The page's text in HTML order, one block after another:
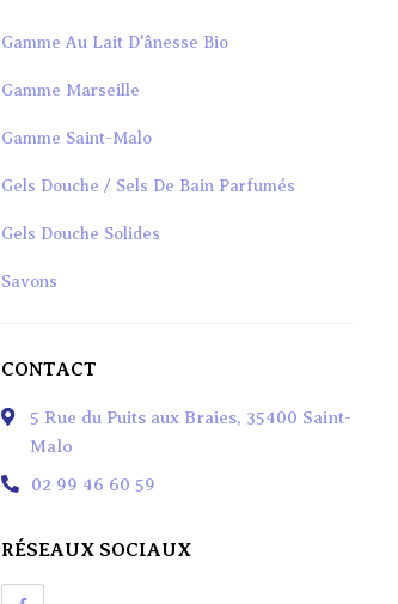
Gamme Au Lait D'ânesse Bio
Gamme Marseille
Gamme Saint-Malo
Gels Douche / Sels De Bain Parfumés
Gels Douche Solides
Savons
Savons De Soins Natures
Savons De Toilettes Parfumés
Savons Liquides
CONTACT
5 Rue du Puits aux Braies, 35400 Saint-
Malo
02 99 46 60 59
RÉSEAUX SOCIAUX